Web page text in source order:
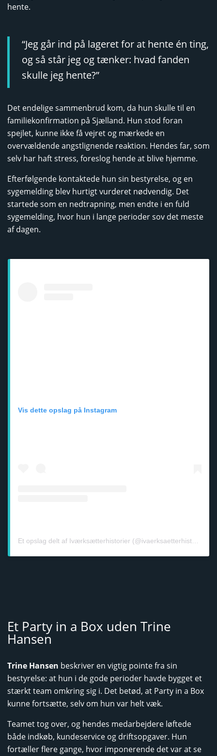
hente.
“Jeg går ind på lageret for at hente én ting,
og så står jeg og tænker: hvad fanden
skulle jeg hente?”
Det endelige sammenbrud kom, da hun skulle til en
familiekonfirmation på Sjælland. Hun stod foran
spejlet, kunne ikke få vejret og mærkede en
overvældende angstlignende reaktion. Hendes far, som
selv har haft stress, foreslog hende at blive hjemme.
Efterfølgende kontaktede hun sin bestyrelse, og en
sygemelding blev hurtigt vurderet nødvendig. Det
startede som en nedtrapning, men endte i en fuld
sygemelding, hvor hun i lange perioder sov det meste
af dagen.
Vis dette opslag på Instagram
Et Party in a Box uden Trine
Hansen
Trine Hansen beskriver en vigtig pointe fra sin
bestyrelse: at hun i de gode perioder havde bygget et
stærkt team omkring sig i. Det betød, at Party in a Box
kunne fortsætte, selv om hun var helt væk.
Teamet tog over, og hendes medarbejdere løftede
både indkøb, kundeservice og driftsopgaver. Hun
fortæller flere gange, hvor imponerende det var at se